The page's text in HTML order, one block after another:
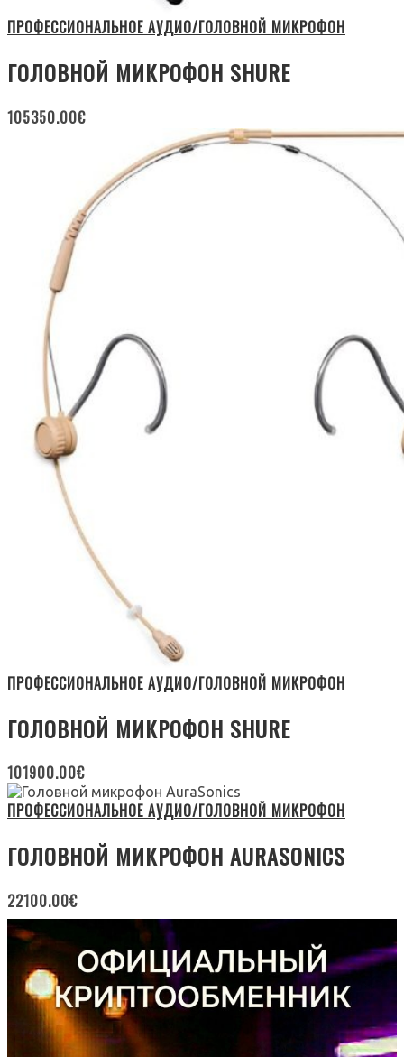
ПРОФЕССИОНАЛЬНОЕ АУДИО/ГОЛОВНОЙ МИКРОФОН
ГОЛОВНОЙ МИКРОФОН SHURE
105350.00€
ПРОФЕССИОНАЛЬНОЕ АУДИО/ГОЛОВНОЙ МИКРОФОН
ГОЛОВНОЙ МИКРОФОН SHURE
101900.00€
ПРОФЕССИОНАЛЬНОЕ АУДИО/ГОЛОВНОЙ МИКРОФОН
ГОЛОВНОЙ МИКРОФОН AURASONICS
22100.00€